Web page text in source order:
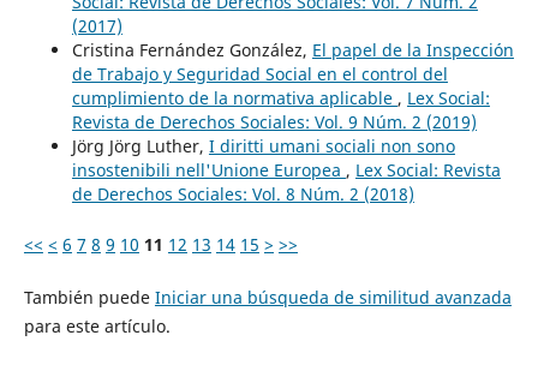
(2017)
Cristina Fernández González, El papel de la Inspección
de Trabajo y Seguridad Social en el control del
cumplimiento de la normativa aplicable , Lex Social:
Revista de Derechos Sociales: Vol. 9 Núm. 2 (2019)
Jörg Jörg Luther, I diritti umani sociali non sono
insostenibili nell'Unione Europea , Lex Social: Revista
de Derechos Sociales: Vol. 8 Núm. 2 (2018)
<< < 6 7 8 9 10 11 12 13 14 15 > >>
También puede Iniciar una búsqueda de similitud avanzada
para este artículo.